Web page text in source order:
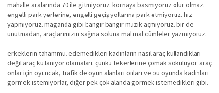
mahalle aralarında 70 ile gitmiyoruz. kornaya basmıyoruz olur olmaz.
engelli park yerlerine, engelli geçiş yollarına park etmiyoruz. hız
yapmıyoruz. maganda gibi bangır bangır müzik açmıyoruz. bir de
unutmadan, araçlarımızın sağına soluna mal mal cümleler yazmıyoruz.
erkeklerin tahammül edemedikleri kadınların nasıl araç kullandıkları
değil araç kullanıyor olamaları. çünkü tekerlerine çomak sokuluyor. araç
onlar için oyuncak, trafik de oyun alanları onları ve bu oyunda kadınları
görmek istemiyorlar, diğer pek çok alanda görmek istemedikleri gibi.